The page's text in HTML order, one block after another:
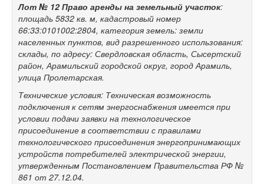
Лот № 12 Право аренды на земельный участок:
площадь 5832 кв. м, кадастровый номер
66:33:0101002:2804, категория земель: земли
населенных пунктов, вид разрешенного использования:
склады, по адресу: Свердловская область, Сысертский
район, Арамильский городской округ, город Арамиль,
улица Пролетарская.
Технические условия: Техническая возможность
подключения к сетям энергоснабжения имеется при
условии подачи заявки на технологическое
присоединение в соответствии с правилами
технологического присоединения энергопринимающих
устройств потребителей электрической энергии,
утвержденным Постановлением Правительства РФ №
861 от 27.12.04.